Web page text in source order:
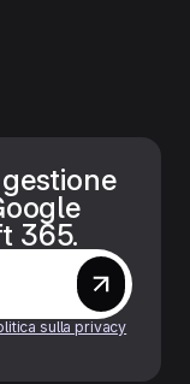
365.
sulla privacy